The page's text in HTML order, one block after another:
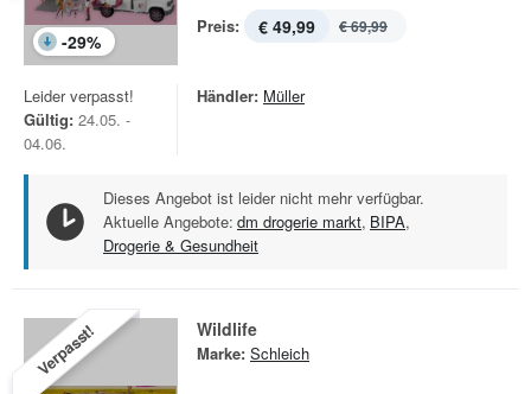
-29%
Preis: € 49,99 € 69,99
Leider verpasst!
Gültig: 24.05. -
04.06.
Händler: Müller
Dieses Angebot ist leider nicht mehr verfügbar.
Aktuelle Angebote: dm drogerie markt, BIPA,
Drogerie & Gesundheit
Verpasst! Wildlife
Marke: Schleich